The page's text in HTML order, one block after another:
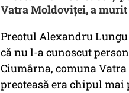
Vatra Moldoviţei, a
Preotul Alexandru
că nu l-a cunoscut
Ciumârna, comuna
preoteasă era chipul mai